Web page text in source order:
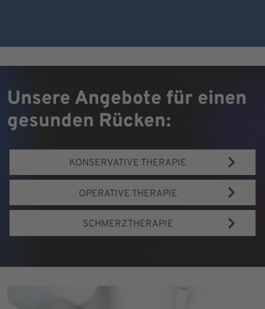
Unsere Angebote für einen
gesunden Rücken:
KONSERVATIVE THERAPIE
OPERATIVE THERAPIE
SCHMERZTHERAPIE